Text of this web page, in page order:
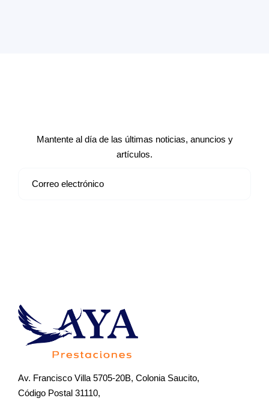
Mantente al día de las últimas noticias, anuncios y
artículos.
Av. Francisco Villa 5705-20B, Colonia Saucito,
Código Postal 31110,